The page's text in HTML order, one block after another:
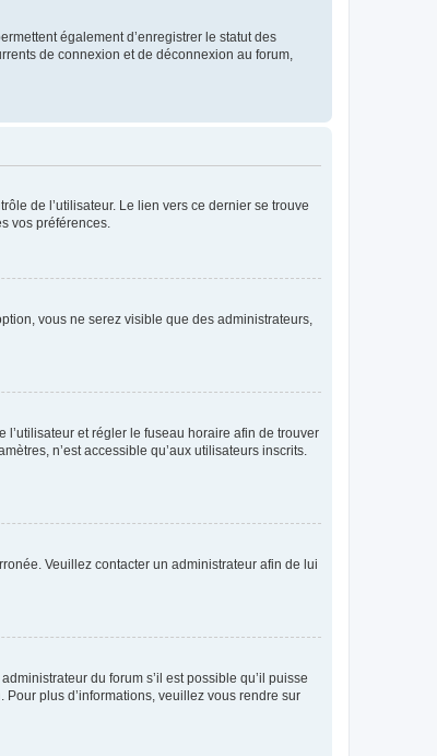
également d’enregistrer le statut des
de connexion et de déconnexion au forum,
de l’utilisateur. Le lien vers ce dernier se trouve
vos préférences.
vous ne serez visible que des administrateurs,
et régler le fuseau horaire afin de trouver
n’est accessible qu’aux utilisateurs inscrits.
Veuillez contacter un administrateur afin de lui
du forum s’il est possible qu’il puisse
plus d’informations, veuillez vous rendre sur